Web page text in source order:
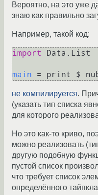
Вероятно, на это уже
знаю как правильно
Например, такой код:
import Data.List
main
не компилируется.
(указать тип списка
для которого
Но это как-то криво,
можно реализовать
другую подобную
пустой список
что требует список
определённого